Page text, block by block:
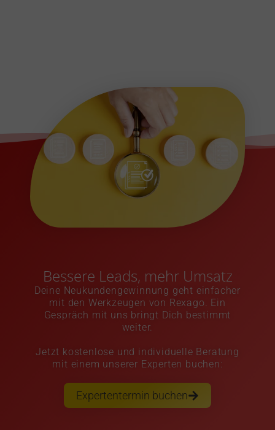
Bessere Leads, mehr Umsatz
Deine Neukundengewinnung geht einfacher
mit den Werkzeugen von Rexago. Ein
Gespräch mit uns bringt Dich bestimmt
weiter.
Jetzt kostenlose und individuelle Beratung
mit einem unserer Experten buchen:
Expertentermin buchen